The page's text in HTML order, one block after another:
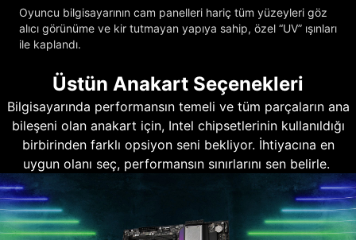
Oyuncu bilgisayarının cam panelleri hariç tüm yüzeyleri göz
alıcı görünüme ve kir tutmayan yapıya sahip, özel “UV” ışınları
ile kaplandı.
Üstün Anakart Seçenekleri
Bilgisayarında performansın temeli ve tüm parçaların ana
bileşeni olan anakart için, Intel chipsetlerinin kullanıldığı
birbirinden farklı opsiyon seni bekliyor. İhtiyacına en
uygun olanı seç, performansın sınırlarını sen belirle.